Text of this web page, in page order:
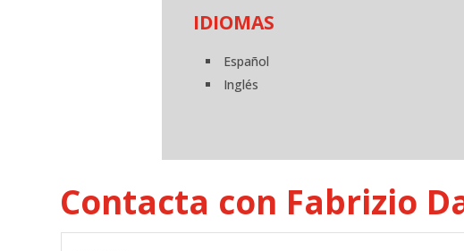
IDIOMAS
Español
Inglés
Contacta con Fabrizio